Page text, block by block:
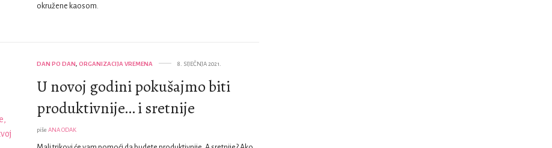
okružene kaosom.
DAN PO DAN, ORGANIZACIJA VREMENA 8. SIJEČNJA 2021.
U novoj godini pokušajmo biti
produktivnije… i sretnije
piše ANA ODAK